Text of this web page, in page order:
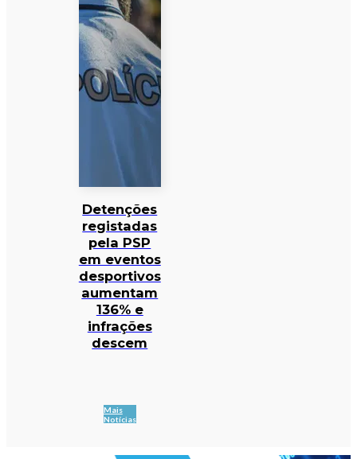
Detenções
registadas
pela PSP
em eventos
desportivos
aumentam
136% e
infrações
descem
Mais
Notícias